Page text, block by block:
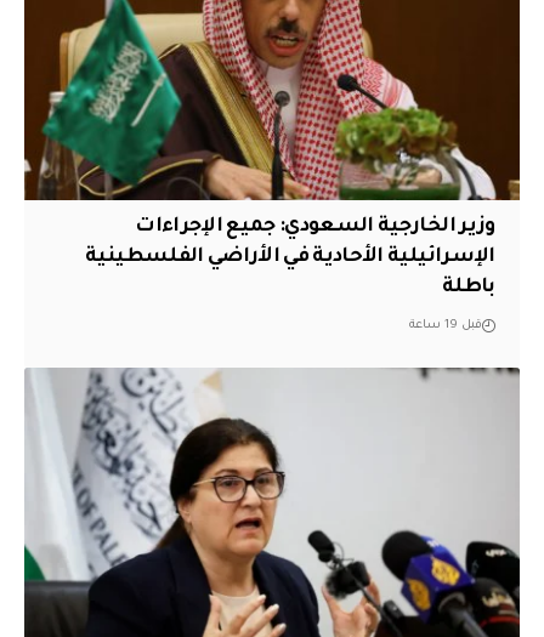
وزير الخارجية السعودي: جميع الإجراءات
الإسرائيلية الأحادية في الأراضي الفلسطينية
باطلة
قبل 19 ساعة